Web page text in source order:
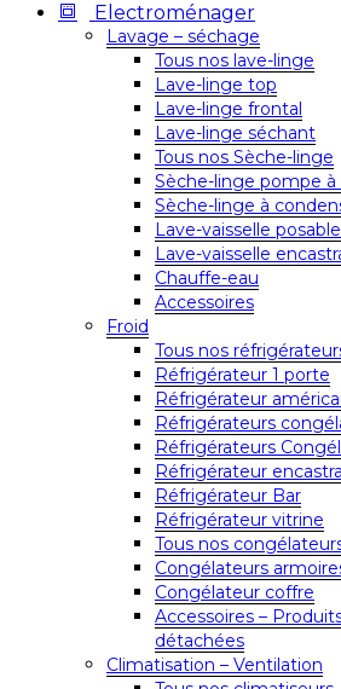
Electroménager
Lavage – séchage
Tous nos lave-linge
Lave-linge top
Lave-linge frontal
Lave-linge séchant
Tous nos Sèche-linge
Sèche-linge pompe à
Sèche-linge à
Lave-vaisselle
Lave-vaisselle
Chauffe-eau
Accessoires
Froid
Tous nos
Réfrigérateur 1 porte
Réfrigérateur
Réfrigérateurs
Réfrigérateurs
Réfrigérateur
Réfrigérateur Bar
Réfrigérateur vitrine
Tous nos
Congélateurs
Congélateur coffre
Accessoires –
détachées
Climatisation – Ventilation